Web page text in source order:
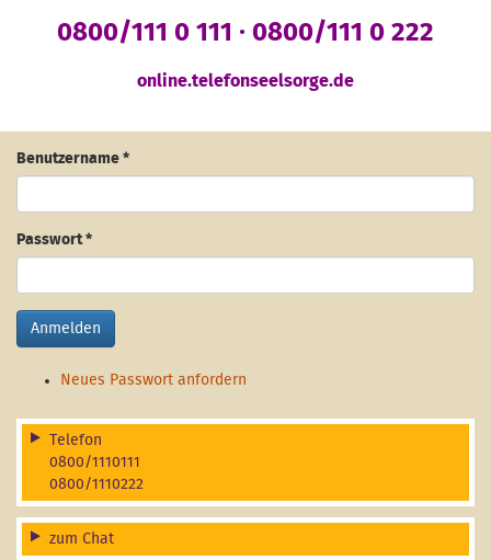
0800/111 0 111 · 0800/111 0 222
online.telefonseelsorge.de
Benutzername *
Passwort*
Anmelden
Neues Passwort anfordern
Telefon
0800/1110111
0800/1110222
zum Chat